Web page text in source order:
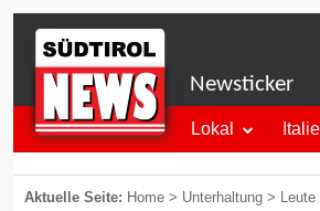
Newsticker
Lokal
Aktuelle Seite: Home > Unterhaltung > Leute